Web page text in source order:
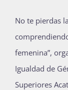
No te pierdas
femenina”,
Igualdad de
Superiores